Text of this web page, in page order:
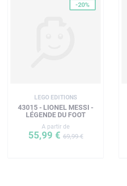
-20%
LEGO EDITIONS
43015 - LIONEL MESSI -
LÉGENDE DU FOOT
A partir de
55,99 €69,99 €